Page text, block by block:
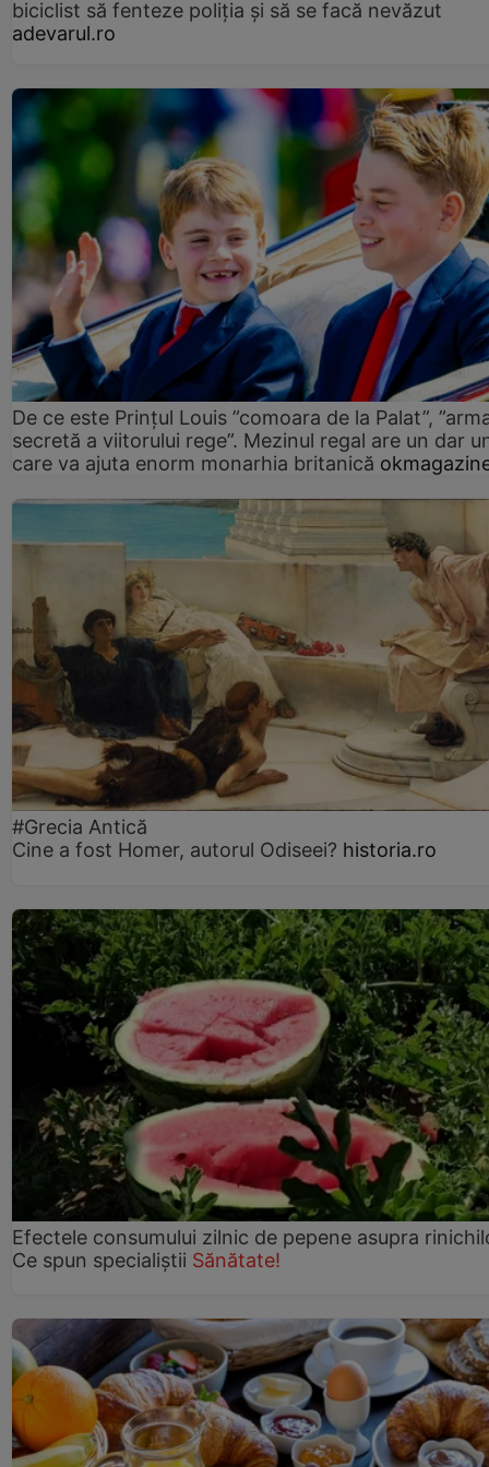
biciclist să fenteze poliția și să se facă nevăzut
adevarul.ro
De ce este Prințul Louis ”comoara de la Palat”,
secretă a viitorului rege”. Mezinul regal are un dar
care va ajuta enorm monarhia britanică
#Grecia Antică
Cine a fost Homer, autorul Odiseei? historia.ro
Efectele consumului zilnic de pepene asupra
Ce spun specialiștii Sănătate!